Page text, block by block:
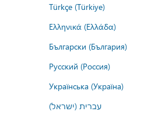
Türkçe (Türkiye)
Ελληνικά (Ελλάδα)
Български (България)
Русский (Россия)
Українська (Україна)
עברית (ישראל)